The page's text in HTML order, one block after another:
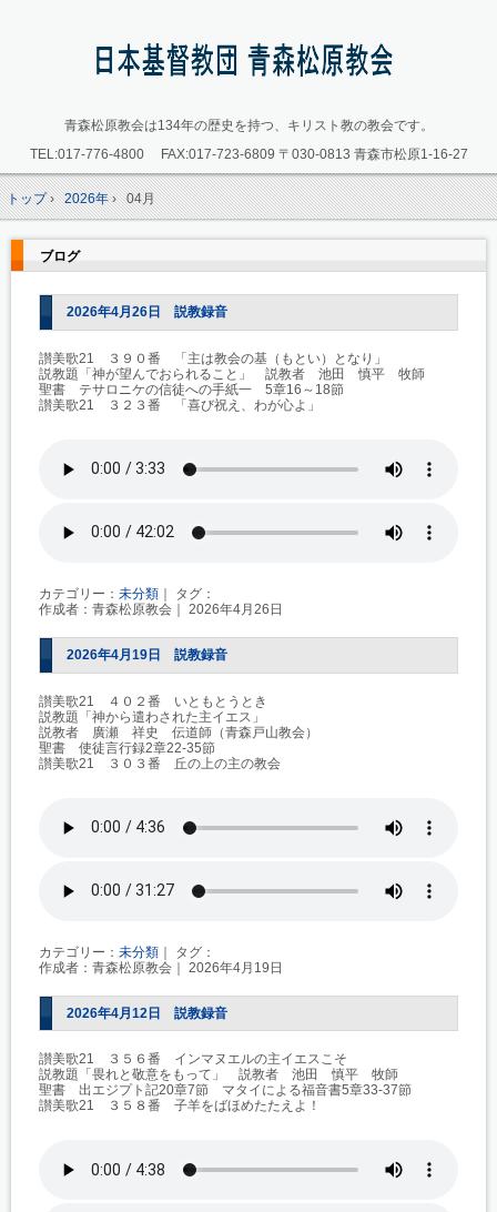
青森松原教会は134年の歴史を持つ、キリスト教の教会です。
TEL:017-776-4800FAX:017-723-6809 〒030-0813 青森市松原1-16-27
トップ› 2026年› 04月
ブログ
2026年4月26日 説教録音
讃美歌21 ３９０番 「主は教会の基（もとい）となり」
説教題「神が望んでおられること」 説教者 池田 慎平 牧師
聖書 テサロニケの信徒への手紙一 5章16～18節
讃美歌21 ３２３番 「喜び祝え、わが心よ」
カテゴリー： 未分類 ｜ タグ：
作成者：青森松原教会｜ 2026年4月26日
2026年4月19日 説教録音
讃美歌21 ４０２番 いともとうとき
説教題「神から遣わされた主イエス」
説教者 廣瀬 祥史 伝道師（青森戸山教会）
聖書 使徒言行録2章22-35節
讃美歌21 ３０３番 丘の上の主の教会
カテゴリー： 未分類 ｜ タグ：
作成者：青森松原教会｜ 2026年4月19日
2026年4月12日 説教録音
讃美歌21 ３５６番 インマヌエルの主イエスこそ
説教題「畏れと敬意をもって」 説教者 池田 慎平 牧師
聖書 出エジプト記20章7節 マタイによる福音書5章33-37節
讃美歌21 ３５８番 子羊をばほめたたえよ！